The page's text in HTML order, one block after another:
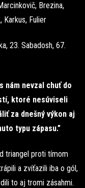
Brezina,
Karkus, Fulier
23. Sabadosh, 67.
nám nevzal chuť do
ktoré nesúviseli
za dnešný výkon aj
typu zápasu.”
triangel proti tímom
a zvíťazili iba o gól,
to aj tromi zásahmi.